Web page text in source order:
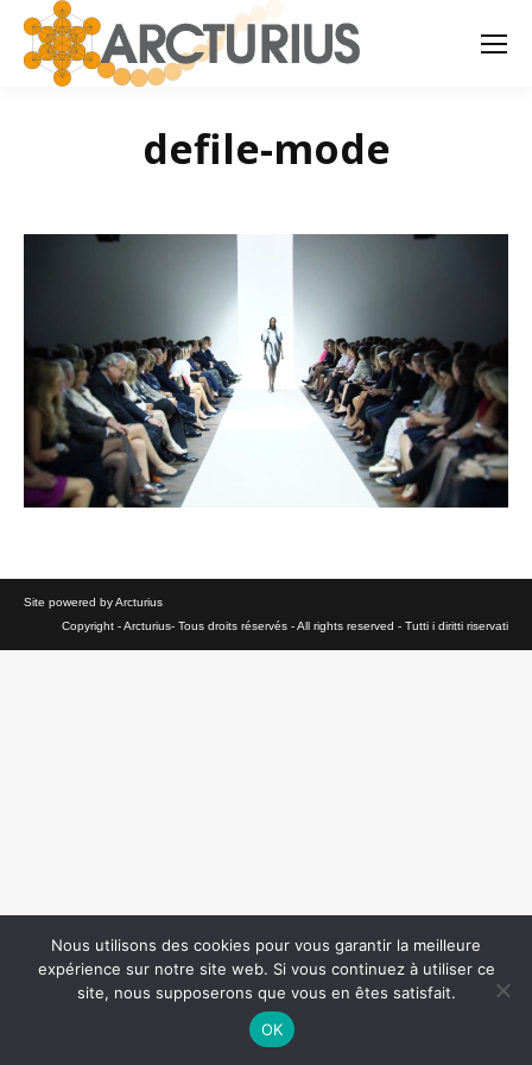
defile-mode
Site powered by Arcturius
Copyright - Arcturius- Tous droits réservés - All rights reserved - Tutti i diritti riservati
Nous utilisons des cookies pour vous garantir la meilleure
expérience sur notre site web. Si vous continuez à utiliser ce
site, nous supposerons que vous en êtes satisfait.
OK